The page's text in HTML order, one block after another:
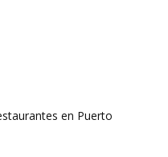
en Puerto